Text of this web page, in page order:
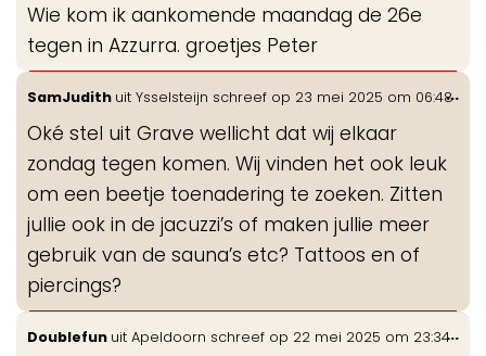
Wie kom ik aankomende maandag de 26e
tegen in Azzurra. groetjes Peter
SamJudith uit Ysselsteijn schreef op 23 mei 2025 om 06:48
Oké stel uit Grave wellicht dat wij elkaar
zondag tegen komen. Wij vinden het ook leuk
om een beetje toenadering te zoeken. Zitten
jullie ook in de jacuzzi’s of maken jullie meer
gebruik van de sauna’s etc? Tattoos en of
piercings?
...
Doublefun uit Apeldoorn schreef op 22 mei 2025 om 23:34...